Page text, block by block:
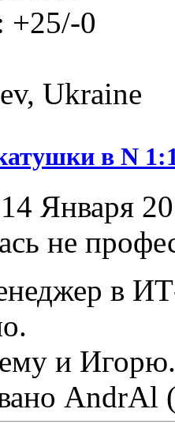
+25/-0
Ukraine
в N
14 Января
не
в
и Игорю.
AndrAl